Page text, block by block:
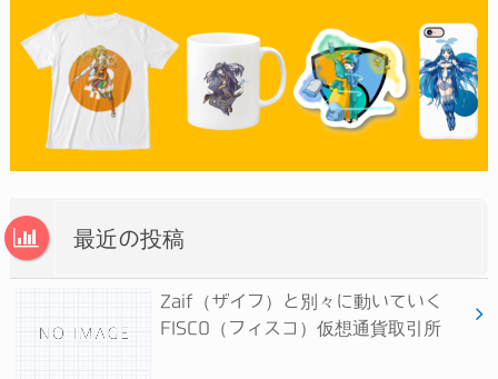
最近の投稿
Zaif（ザイフ）と別々に動いていく
FISCO（フィスコ）仮想通貨取引所